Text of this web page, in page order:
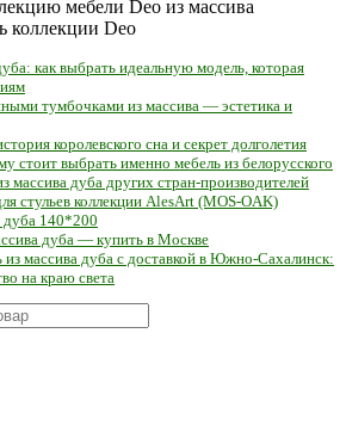
коллекции Deo
как выбрать идеальную модель, которая
тумбочками из массива — эстетика и
королевского сна и секрет долголетия
стоит выбрать именно мебель из белорусского
массива дуба других стран-производителей
стульев коллекции AlesArt (MOS-OAK)
дуба 140*200
дуба — купить в Москве
из массива дуба с доставкой в Южно-Сахалинск:
на краю света